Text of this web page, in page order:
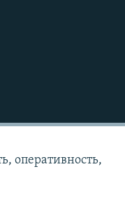
оперативность,